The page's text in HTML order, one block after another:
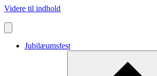
Videre til indhold
Jubilæumsfest